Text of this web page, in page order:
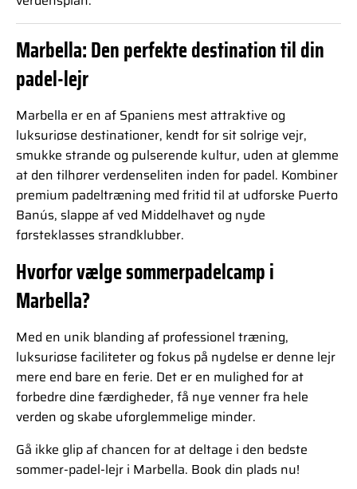
Marbella: Den perfekte destination til din
padel-lejr
Marbella er en af Spaniens mest attraktive og
luksuriøse destinationer, kendt for sit solrige vejr,
smukke strande og pulserende kultur, uden at glemme
at den tilhører verdenseliten inden for padel. Kombiner
premium padeltræning med fritid til at udforske Puerto
Banús, slappe af ved Middelhavet og nyde
førsteklasses strandklubber.
Hvorfor vælge sommerpadelcamp i
Marbella?
Med en unik blanding af professionel træning,
luksuriøse faciliteter og fokus på nydelse er denne lejr
mere end bare en ferie. Det er en mulighed for at
forbedre dine færdigheder, få nye venner fra hele
verden og skabe uforglemmelige minder.
Gå ikke glip af chancen for at deltage i den bedste
sommer-padel-lejr i Marbella. Book din plads nu!